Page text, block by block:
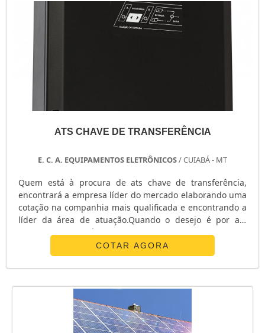
ATS CHAVE DE TRANSFERÊNCIA
E. C. A. EQUIPAMENTOS ELETRÔNICOS/ CUIABÁ - MT
Quem está à procura de ats chave de transferência,
encontrará a empresa líder do mercado elaborando uma
cotação na companhia mais qualificada e encontrando a
líder da área de atuação.Quando o desejo é por ats
chave de transferência, com os profissionais da E. C. A.
Equipamentos Eletrônicos o cliente receberá
assertividade com pagamento acessível.UM POUCO MAIS
SOBRE ATS CHAVE DE TRANSFERÊNCIAA E. C. A.
COTAR AGORA